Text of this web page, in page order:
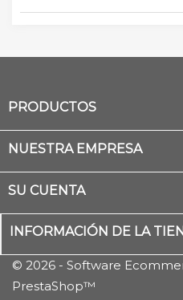
PRODUCTOS
NUESTRA EMPRESA
SU CUENTA
INFORMACIÓN DE LA
© 2026 - Software
PrestaShop™